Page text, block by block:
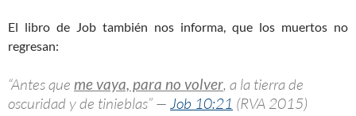
El libro de Job también nos informa, que los muertos no
regresan:
“Antes que me vaya, para no volver, a la tierra de
oscuridad y de tinieblas” — Job 10:21 (RVA 2015)